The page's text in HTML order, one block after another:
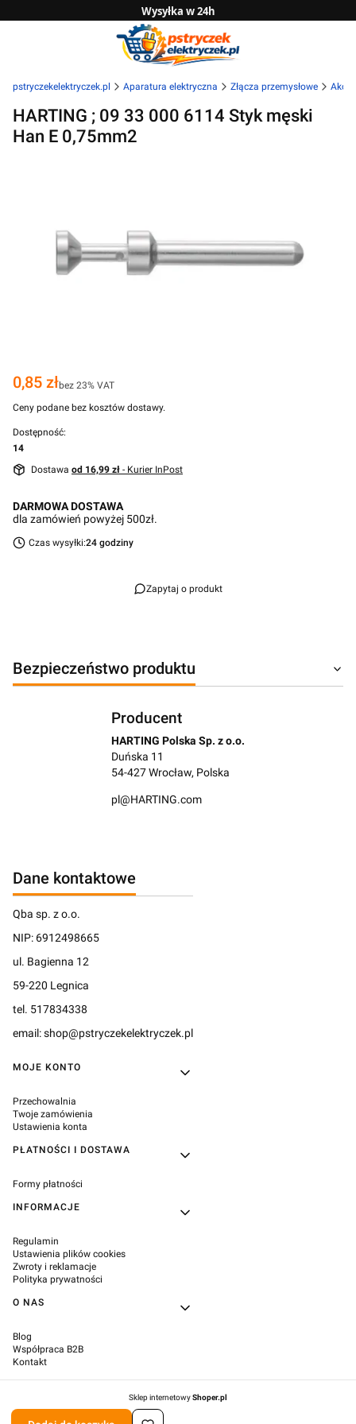
Wysyłka w 24h
Zwrot do 14 dni
Sprawdź naszą ofertę B2B
pstryczekelektryczek.pl Aparatura elektryczna Złącza przemysłowe
HARTING ; 09 33 000 6114 Styk męski
Han E 0,75mm2
Cena
0,85 złbez 23% VAT
Ceny podane bez kosztów dostawy.
Dostępność:
14
Dostawa od 16,99 zł - Kurier InPost
DARMOWA DOSTAWA
dla zamówień powyżej 500zł.
Czas wysyłki:24 godziny
Zapytaj o produkt
Bezpieczeństwo produktu
Producent
HARTING Polska Sp. z o.o.
Duńska 11
54-427 Wrocław, Polska
pl@HARTING.com
Dane kontaktowe
Qba sp. z o.o.
NIP: 6912498665
ul. Bagienna 12
59-220 Legnica
tel. 517834338
email: shop@pstryczekelektryczek.pl
Linki w stopce
MOJE KONTO
Przechowalnia
Twoje zamówienia
Ustawienia konta
PŁATNOŚCI I DOSTAWA
Formy płatności
INFORMACJE
Regulamin
Ustawienia plików cookies
Zwroty i reklamacje
Polityka prywatności
O NAS
Blog
Współpraca B2B
Kontakt
Sklep internetowyShoper.pl